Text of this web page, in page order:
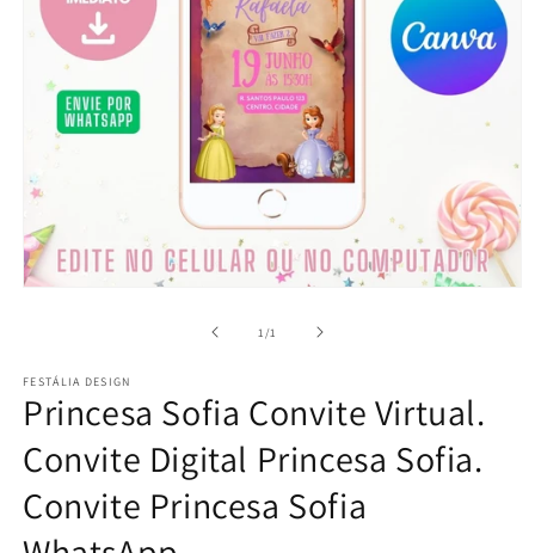
modal
1 /de1
FESTÁLIA DESIGN
Princesa Sofia Convite Virtual.
Convite Digital Princesa Sofia.
Convite Princesa Sofia